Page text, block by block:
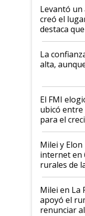
Levantó un
creó el
destaca
plata a un
Juan Félix
que de una
de Milei
La
alta,
El FMI
ubicó entre
para el
Milei y
internet en
rurales de
a un
Milei en La
apoyó el
renunciar